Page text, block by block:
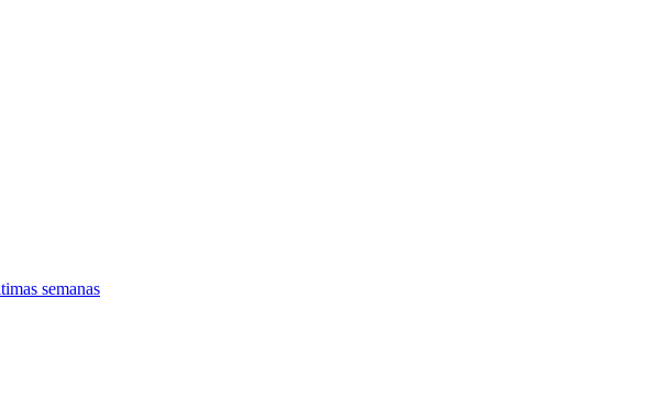
semanas